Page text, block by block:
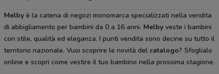
Melby è la catena di negozi monomarca specializzati nella vendita
di abbigliamento per bambini da 0 a 16 anni. Melby veste i bambini
con stile, qualità ed eleganza. I punti vendita sono decine su tutto il
territorio nazionale. Vuoi scoprire le novità del catalogo? Sfoglialo
online e scopri come vestire il tuo bambino nella prossima stagione.